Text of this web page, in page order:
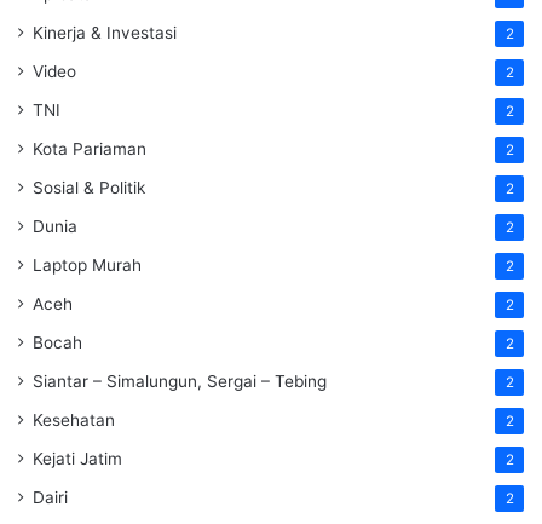
Kinerja & Investasi 2
Video 2
TNI 2
Kota Pariaman 2
Sosial & Politik 2
Dunia 2
Laptop Murah 2
Aceh 2
Bocah 2
Siantar – Simalungun, Sergai – Tebing 2
Kesehatan 2
Kejati Jatim 2
Dairi 2